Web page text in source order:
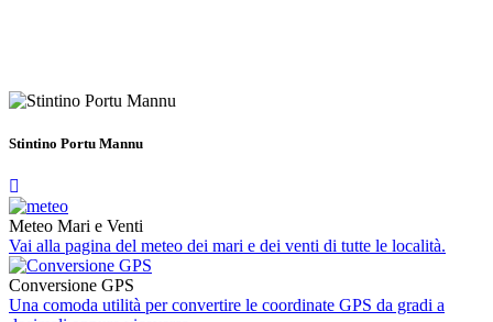
Stintino Portu Mannu
Meteo Mari e Venti
Vai alla pagina del meteo dei mari e dei venti di tutte le località.
Conversione GPS
Una comoda utilità per convertire le coordinate GPS da gradi a